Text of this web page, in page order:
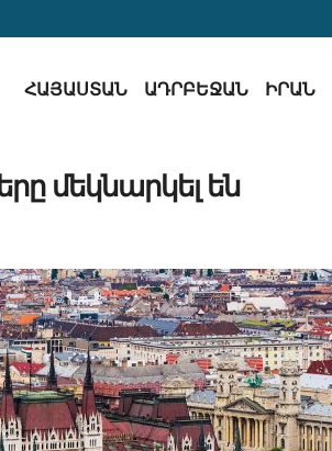
ՀԱՅԱՍՏԱՆ ԱԴՐԲԵՋԱՆ ԻՐԱՆ
մեկնարկել են